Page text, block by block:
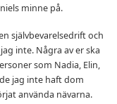
minne på.
självbevarelsedrift och
inte. Några av er ska
som Nadia, Elin,
jag inte haft dom
använda nävarna.